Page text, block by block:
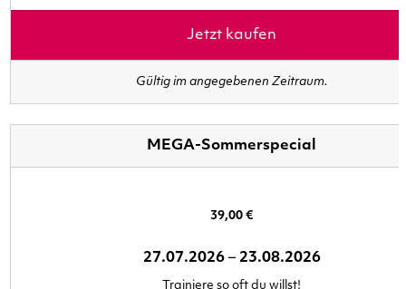
Jetzt kaufen
Gültig im angegebenen Zeitraum.
MEGA-Sommerspecial
39,00 €
27.07.2026– 23.08.2026
Trainiere so oft du willst!